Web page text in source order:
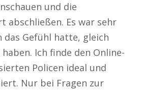
und die
abschließen. Es war sehr
das Gefühl hatte, gleich
Ich finde den Online-
Policen ideal und
Nur bei Fragen zur